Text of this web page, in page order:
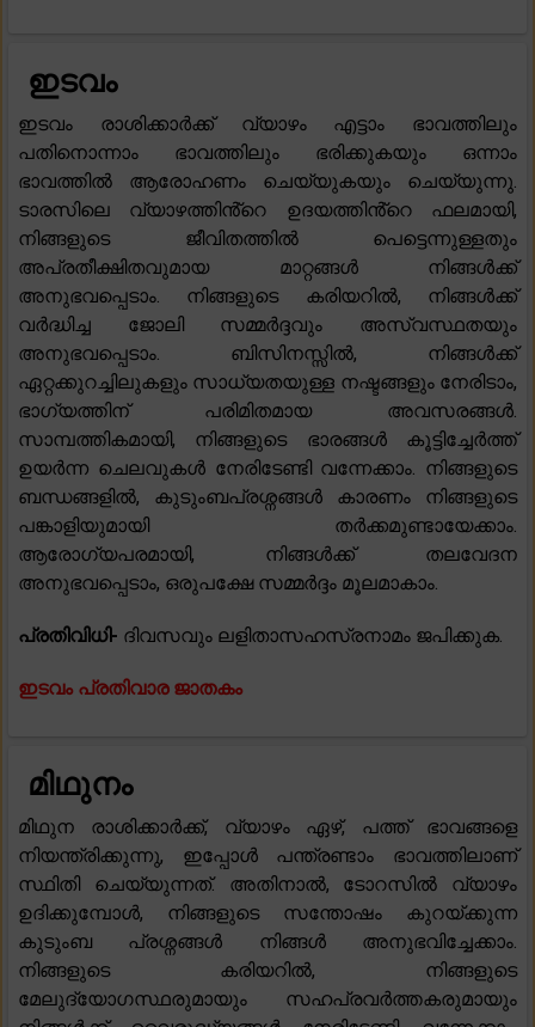
ഇടവം
ഇടവം രാശിക്കാർക്ക് വ്യാഴം എട്ടാം ഭാവത്തിലും
പതിനൊന്നാം ഭാവത്തിലും ഭരിക്കുകയും ഒന്നാം
ഭാവത്തിൽ ആരോഹണം ചെയ്യുകയും ചെയ്യുന്നു.
ടാരസിലെ വ്യാഴത്തിൻ്റെ ഉദയത്തിൻ്റെ ഫലമായി,
നിങ്ങളുടെ ജീവിതത്തിൽ പെട്ടെന്നുള്ളതും
അപ്രതീക്ഷിതവുമായ മാറ്റങ്ങൾ നിങ്ങൾക്ക്
അനുഭവപ്പെടാം. നിങ്ങളുടെ കരിയറിൽ, നിങ്ങൾക്ക്
വർദ്ധിച്ച ജോലി സമ്മർദ്ദവും അസ്വസ്ഥതയും
അനുഭവപ്പെടാം. ബിസിനസ്സിൽ, നിങ്ങൾക്ക്
ഏറ്റക്കുറച്ചിലുകളും സാധ്യതയുള്ള നഷ്ടങ്ങളും നേരിടാം,
ഭാഗ്യത്തിന് പരിമിതമായ അവസരങ്ങൾ.
സാമ്പത്തികമായി, നിങ്ങളുടെ ഭാരങ്ങൾ കൂട്ടിച്ചേർത്ത്
ഉയർന്ന ചെലവുകൾ നേരിടേണ്ടി വന്നേക്കാം. നിങ്ങളുടെ
ബന്ധങ്ങളിൽ, കുടുംബപ്രശ്നങ്ങൾ കാരണം നിങ്ങളുടെ
പങ്കാളിയുമായി തർക്കമുണ്ടായേക്കാം.
ആരോഗ്യപരമായി, നിങ്ങൾക്ക് തലവേദന
അനുഭവപ്പെടാം, ഒരുപക്ഷേ സമ്മർദ്ദം മൂലമാകാം.
പ്രതിവിധി- ദിവസവും ലളിതാസഹസ്രനാമം ജപിക്കുക.
ഇടവം പ്രതിവാര ജാതകം
മിഥുനം
മിഥുന രാശിക്കാർക്ക്, വ്യാഴം ഏഴ്, പത്ത് ഭാവങ്ങളെ
നിയന്ത്രിക്കുന്നു, ഇപ്പോൾ പന്ത്രണ്ടാം ഭാവത്തിലാണ്
സ്ഥിതി ചെയ്യുന്നത്. അതിനാൽ, ടോറസിൽ വ്യാഴം
ഉദിക്കുമ്പോൾ, നിങ്ങളുടെ സന്തോഷം കുറയ്ക്കുന്ന
കുടുംബ പ്രശ്നങ്ങൾ നിങ്ങൾ അനുഭവിച്ചേക്കാം.
നിങ്ങളുടെ കരിയറിൽ, നിങ്ങളുടെ
മേലുദ്യോഗസ്ഥരുമായും സഹപ്രവർത്തകരുമായും